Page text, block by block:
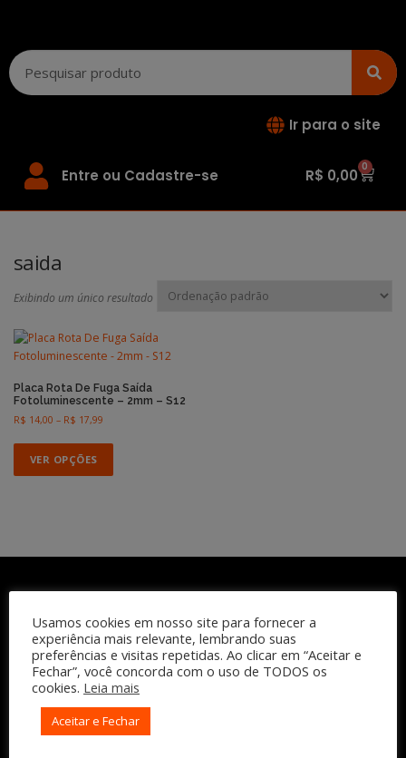
Ir para o site
Entre ou Cadastre-se R$ 0,00 0
saida
Exibindo um único resultado
Placa Rota De Fuga Saída
Fotoluminescente – 2mm – S12
R$ 14,00 – R$ 17,99
VER OPÇÕES
INSTITUCIONAL
Usamos cookies em nosso site para fornecer a
experiência mais relevante, lembrando suas
preferências e visitas repetidas. Ao clicar em “Aceitar e
Fechar”, você concorda com o uso de TODOS os
cookies. Leia mais
Aceitar e Fechar